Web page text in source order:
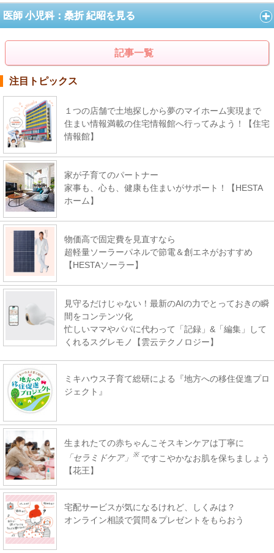
医師 小児科：桑折 紀昭を見る
記事一覧
注目トピックス
１つの店舗で土地探しから夢のマイホーム実現まで
住まい情報満載の住宅情報館へ行ってみよう！【住宅
情報館】
家が子育てのパートナー
家事も、心も、健康も住まいがサポート！【HESTA
ホーム】
物価高で固定費を見直すなら
超軽量ソーラーパネルで節電＆創エネがおすすめ
【HESTAソーラー】
見守るだけじゃない！最新のAIの力でとっておきの瞬
間をコンテンツ化
忙しいママやパパに代わって「記録」&「編集」して
くれるスグレモノ【雲云テクノロジー】
ミキハウス子育て総研による『地方への移住促進プロ
ジェクト』
生まれたての赤ちゃんこそスキンケアは丁寧に
「セラミドケア」
※ ですこやかなお肌を保ちましょう
【花王】
宅配サービスが気になるけれど、しくみは？
オンライン相談で質問＆プレゼントをもらおう